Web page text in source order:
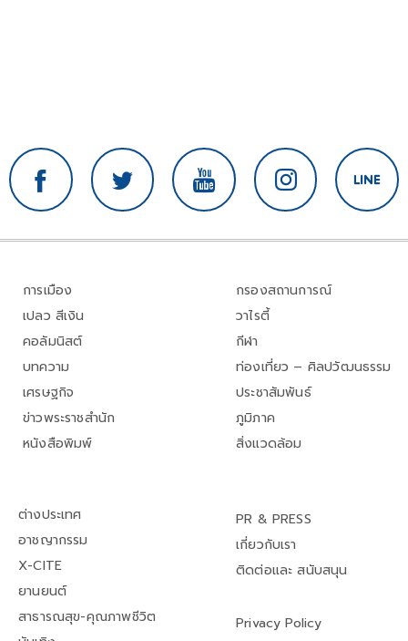
การเมือง
เปลว สีเงิน
คอลัมนิสต์
บทความ
เศรษฐกิจ
ข่าวพระราชสำนัก
หนังสือพิมพ์
กรองสถานการณ์
วาไรตี้
กีฬา
ท่องเที่ยว – ศิลปวัฒนธรรม
ประชาสัมพันธ์
ภูมิภาค
สิ่งแวดล้อม
ต่างประเทศ
อาชญากรรม
X-CITE
ยานยนต์
สาธารณสุข-คุณภาพชีวิต
PR & PRESS
เกี่ยวกับเรา
ติดต่อและ สนับสนุน
Privacy Policy